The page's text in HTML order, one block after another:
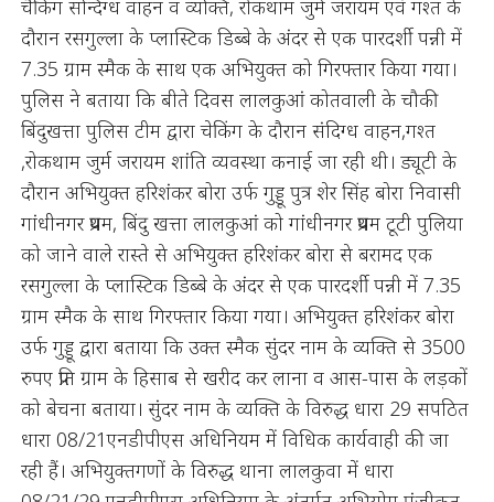
चैकिंग सन्दिग्ध वाहन व व्यक्ति, रोकथाम जुर्म जरायम एवं गश्त के
दौरान रसगुल्ला के प्लास्टिक डिब्बे के अंदर से एक पारदर्शी पन्नी में
7.35 ग्राम स्मैक के साथ एक अभियुक्त को गिरफ्तार किया गया।
पुलिस ने बताया कि बीते दिवस लालकुआं कोतवाली के चौकी
बिंदुखत्ता पुलिस टीम द्वारा चेकिंग के दौरान संदिग्ध वाहन,गश्त
,रोकथाम जुर्म जरायम शांति व्यवस्था कनाई जा रही थी। ड्यूटी के
दौरान अभियुक्त हरिशंकर बोरा उर्फ गुड्डू पुत्र शेर सिंह बोरा निवासी
गांधीनगर प्रथम, बिंदु खत्ता लालकुआं को गांधीनगर प्रथम टूटी पुलिया
को जाने वाले रास्ते से अभियुक्त हरिशंकर बोरा से बरामद एक
रसगुल्ला के प्लास्टिक डिब्बे के अंदर से एक पारदर्शी पन्नी में 7.35
ग्राम स्मैक के साथ गिरफ्तार किया गया। अभियुक्त हरिशंकर बोरा
उर्फ गुड्डू द्वारा बताया कि उक्त स्मैक सुंदर नाम के व्यक्ति से 3500
रुपए प्रति ग्राम के हिसाब से खरीद कर लाना व आस-पास के लड़कों
को बेचना बताया। सुंदर नाम के व्यक्ति के विरुद्ध धारा 29 सपठित
धारा 08/21एनडीपीएस अधिनियम में विधिक कार्यवाही की जा
रही हैं। अभियुक्तगणों के विरुद्ध थाना लालकुवा में धारा